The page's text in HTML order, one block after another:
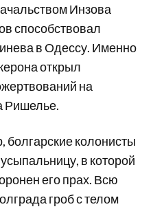
Инзова
способствовал
в Одессу. Именно
открыл
на
Ришелье.
болгарские колонисты
в которой
его прах. Всю
гроб с телом